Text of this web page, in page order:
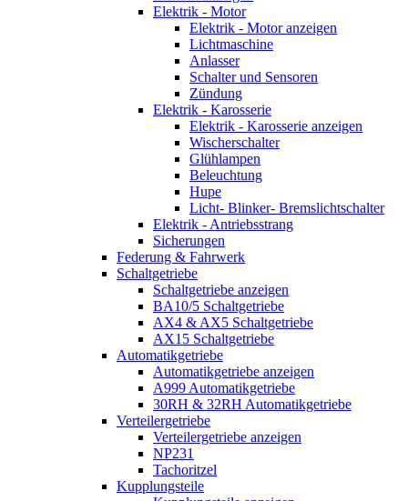
Elektrik - Motor
Elektrik - Motor anzeigen
Lichtmaschine
Anlasser
Schalter und Sensoren
Zündung
Elektrik - Karosserie
Elektrik - Karosserie anzeigen
Wischerschalter
Glühlampen
Beleuchtung
Hupe
Licht- Blinker- Bremslichtschalter
Elektrik - Antriebsstrang
Sicherungen
Federung & Fahrwerk
Schaltgetriebe
Schaltgetriebe anzeigen
BA10/5 Schaltgetriebe
AX4 & AX5 Schaltgetriebe
AX15 Schaltgetriebe
Automatikgetriebe
Automatikgetriebe anzeigen
A999 Automatikgetriebe
30RH & 32RH Automatikgetriebe
Verteilergetriebe
Verteilergetriebe anzeigen
NP231
Tachoritzel
Kupplungsteile